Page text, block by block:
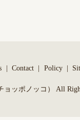
Contact Policy
ッポノッコ） All